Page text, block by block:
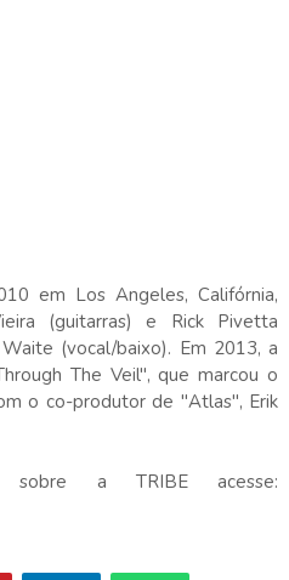
em Los Angeles, Califórnia,
(guitarras) e Rick Pivetta
(vocal/baixo). Em 2013, a
The Veil", que marcou o
o co-produtor de "Atlas", Erik
sobre a TRIBE acesse: